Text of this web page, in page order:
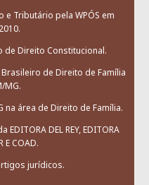
Tributário pela WPÓS em
Direito Constitucional.
de Direito de Família
MG.
área de Direito de Família.
DEL REY, EDITORA
E COAD.
jurídicos.